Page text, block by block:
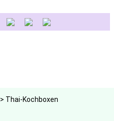
> Thai-Kochboxen